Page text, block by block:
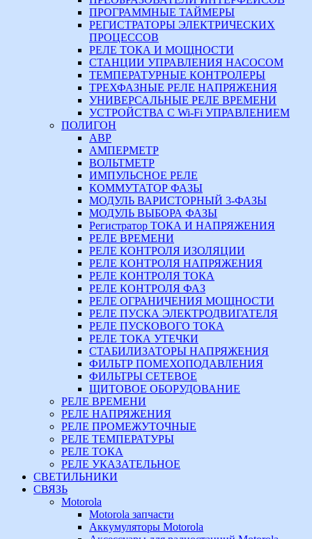
ПРОГРАММНЫЕ ТАЙМЕРЫ
РЕГИСТРАТОРЫ ЭЛЕКТРИЧЕСКИХ
ПРОЦЕССОВ
РЕЛЕ ТОКА И МОЩНОСТИ
СТАНЦИИ УПРАВЛЕНИЯ НАСОСОМ
ТЕМПЕРАТУРНЫЕ КОНТРОЛЕРЫ
ТРЕХФАЗНЫЕ РЕЛЕ НАПРЯЖЕНИЯ
УНИВЕРСАЛЬНЫЕ РЕЛЕ ВРЕМЕНИ
УСТРОЙСТВА С Wi-Fi УПРАВЛЕНИЕМ
ПОЛИГОН
АВР
АМПЕРМЕТР
ВОЛЬТМЕТР
ИМПУЛЬСНОЕ РЕЛЕ
КОММУТАТОР ФАЗЫ
МОДУЛЬ ВАРИСТОРНЫЙ 3-ФАЗЫ
МОДУЛЬ ВЫБОРА ФАЗЫ
Регистратор ТОКА И НАПРЯЖЕНИЯ
РЕЛЕ ВРЕМЕНИ
РЕЛЕ КОНТРОЛЯ ИЗОЛЯЦИИ
РЕЛЕ КОНТРОЛЯ НАПРЯЖЕНИЯ
РЕЛЕ КОНТРОЛЯ ТОКА
РЕЛЕ КОНТРОЛЯ ФАЗ
РЕЛЕ ОГРАНИЧЕНИЯ МОЩНОСТИ
РЕЛЕ ПУСКА ЭЛЕКТРОДВИГАТЕЛЯ
РЕЛЕ ПУСКОВОГО ТОКА
РЕЛЕ ТОКА УТЕЧКИ
СТАБИЛИЗАТОРЫ НАПРЯЖЕНИЯ
ФИЛЬТР ПОМЕХОПОДАВЛЕНИЯ
ФИЛЬТРЫ СЕТЕВОЕ
ЩИТОВОЕ ОБОРУДОВАНИЕ
РЕЛЕ ВРЕМЕНИ
РЕЛЕ НАПРЯЖЕНИЯ
РЕЛЕ ПРОМЕЖУТОЧНЫЕ
РЕЛЕ ТЕМПЕРАТУРЫ
РЕЛЕ ТОКА
РЕЛЕ УКАЗАТЕЛЬНОЕ
СВЕТИЛЬНИКИ
СВЯЗЬ
Motorola
Motorola запчасти
Аккумуляторы Motorola